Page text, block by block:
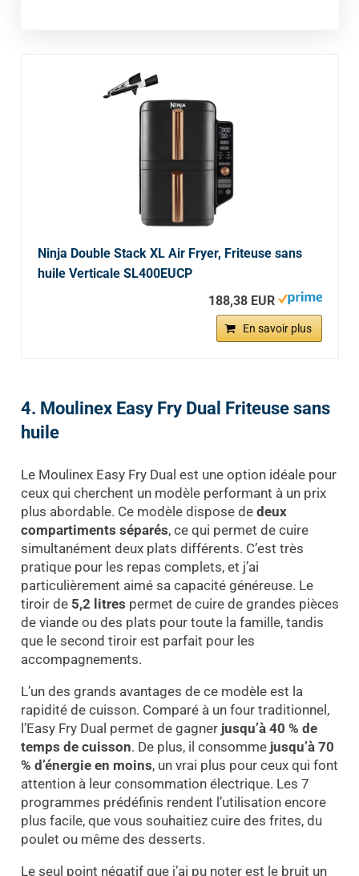
Ninja Double Stack XL Air Fryer, Friteuse sans
huile Verticale SL400EUCP
188,38 EUR
En savoir plus
4. Moulinex Easy Fry Dual Friteuse sans
huile
Le Moulinex Easy Fry Dual est une option idéale pour
ceux qui cherchent un modèle performant à un prix
plus abordable. Ce modèle dispose de deux
compartiments séparés, ce qui permet de cuire
simultanément deux plats différents. C’est très
pratique pour les repas complets, et j’ai
particulièrement aimé sa capacité généreuse. Le
tiroir de 5,2 litres permet de cuire de grandes pièces
de viande ou des plats pour toute la famille, tandis
que le second tiroir est parfait pour les
accompagnements.
L’un des grands avantages de ce modèle est la
rapidité de cuisson. Comparé à un four traditionnel,
l’Easy Fry Dual permet de gagner jusqu’à 40 % de
temps de cuisson. De plus, il consomme jusqu’à 70
% d’énergie en moins, un vrai plus pour ceux qui font
attention à leur consommation électrique. Les 7
programmes prédéfinis rendent l’utilisation encore
plus facile, que vous souhaitiez cuire des frites, du
poulet ou même des desserts.
Le seul point négatif que j’ai pu noter est le bruit un